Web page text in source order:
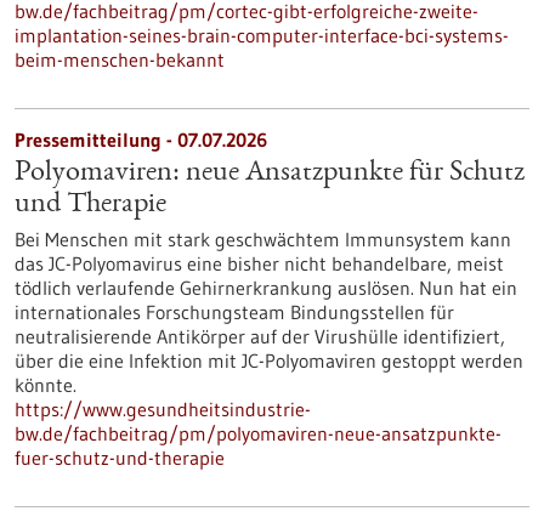
bw.de/fachbeitrag/pm/cortec-gibt-erfolgreiche-zweite-
implantation-seines-brain-computer-interface-bci-systems-
beim-menschen-bekannt
Pressemitteilung - 07.07.2026
Polyomaviren: neue Ansatzpunkte für Schutz
und Therapie
Bei Menschen mit stark geschwächtem Immunsystem kann
das JC-Polyomavirus eine bisher nicht behandelbare, meist
tödlich verlaufende Gehirnerkrankung auslösen. Nun hat ein
internationales Forschungsteam Bindungsstellen für
neutralisierende Antikörper auf der Virushülle identifiziert,
über die eine Infektion mit JC-Polyomaviren gestoppt werden
könnte.
https://www.gesundheitsindustrie-
bw.de/fachbeitrag/pm/polyomaviren-neue-ansatzpunkte-
fuer-schutz-und-therapie